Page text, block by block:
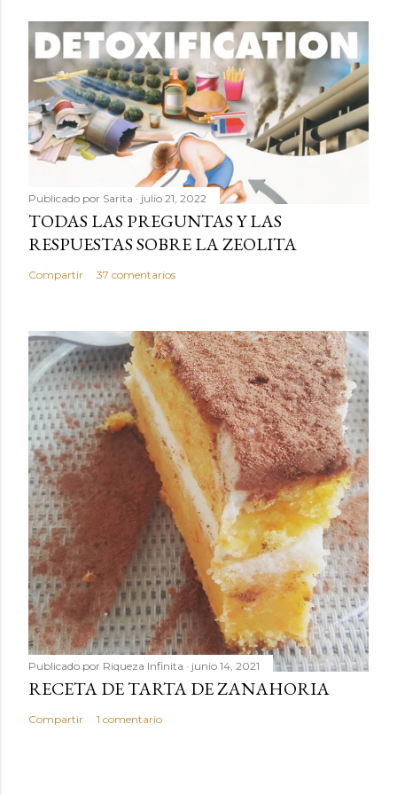
Publicado por Sarita julio 21, 2022
TODAS LAS PREGUNTAS Y LAS
RESPUESTAS SOBRE LA ZEOLITA
Compartir 37 comentarios
Publicado por Riqueza Infinita junio 14, 2021
RECETA DE TARTA DE ZANAHORIA
Compartir 1 comentario